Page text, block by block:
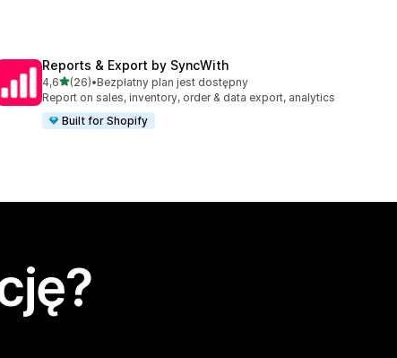
Reports & Export by SyncWith
4,6na 5 gwiazdek
(26)
Łączna liczba recenzji: 26
•Bezpłatny plan jest dostępny
Report on sales, inventory, order & data export, analytics
Built for Shopify